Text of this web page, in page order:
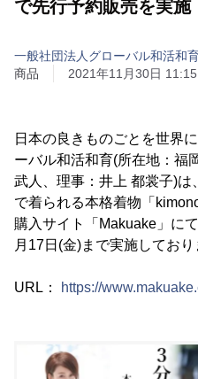
で先行予約販売を実施
一般社団法人グローバル和活和
商品
2021年11月30日 11:15
日本の良きものごとを世界
ーバル和活和育(所在地：福
武人、理事：井上 都裳子)
で着られる本格着物「
購入サイト「Makuake」に
月17日(金)まで実施しており
URL： https://